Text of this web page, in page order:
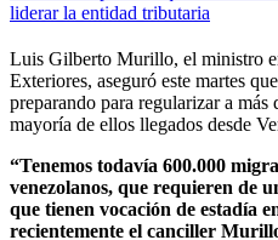
liderar la entidad tributaria
Luis Gilberto Murillo, el ministro
Exteriores, aseguró este martes
preparando para regularizar a más
mayoría de ellos llegados desde
“Tenemos todavía 600.000
venezolanos, que requieren de
que tienen vocación de estadía
recientemente el canciller